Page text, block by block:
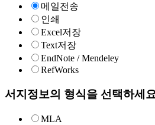
메일전송
인쇄
Excel저장
Text저장
EndNote / Mendeley
RefWorks
서지정보의 형식을 선택하세
MLA